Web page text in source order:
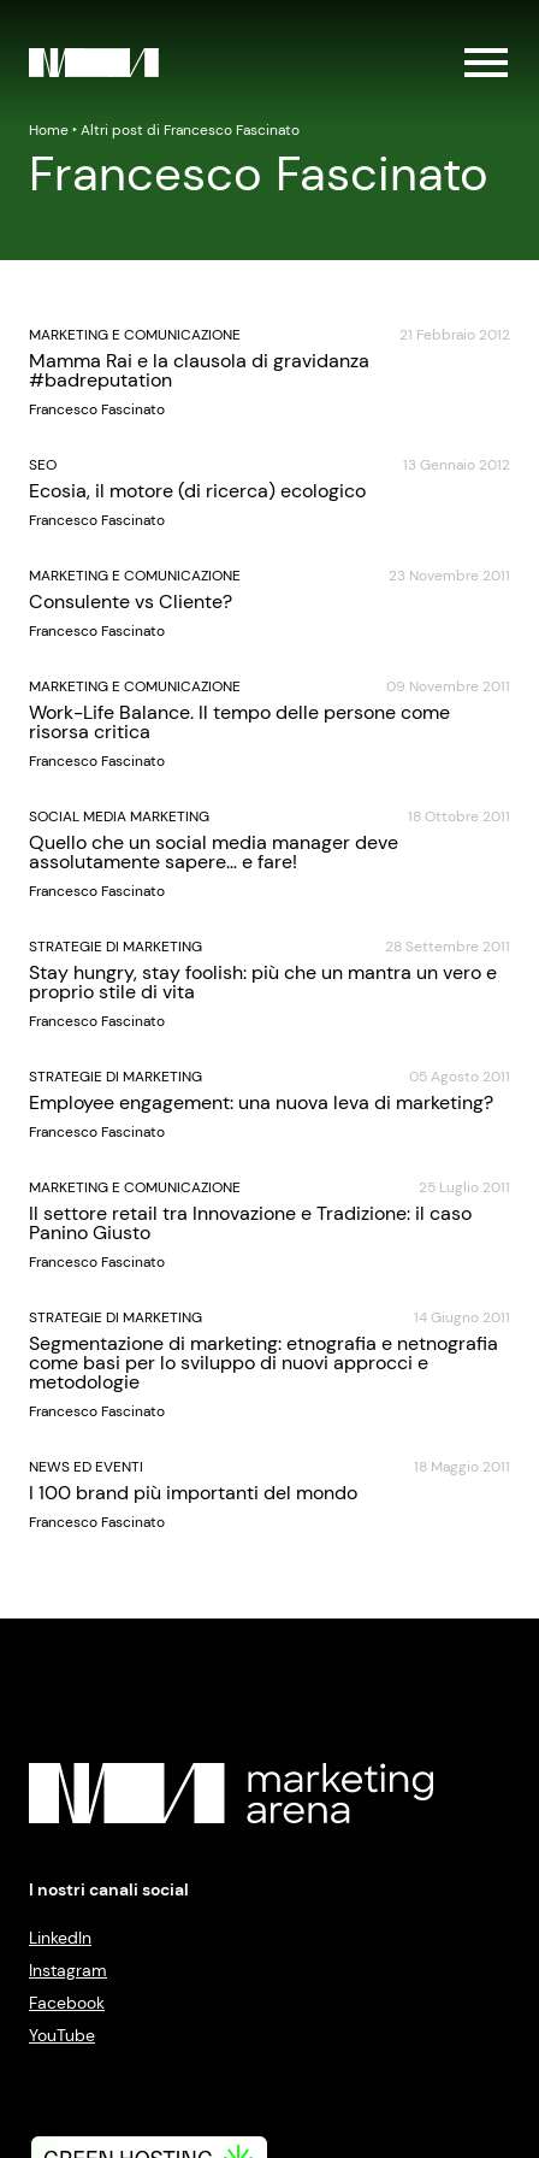
Home‣Altri post di Francesco Fascinato
Francesco Fascinato
MARKETING E COMUNICAZIONE 21 Febbraio 2012
Mamma Rai e la clausola di gravidanza
#badreputation
Francesco Fascinato
SEO 13 Gennaio 2012
Ecosia, il motore (di ricerca) ecologico
Francesco Fascinato
MARKETING E COMUNICAZIONE 23 Novembre 2011
Consulente vs Cliente?
Francesco Fascinato
MARKETING E COMUNICAZIONE 09 Novembre 2011
Work-Life Balance. Il tempo delle persone come
risorsa critica
Francesco Fascinato
SOCIAL MEDIA MARKETING 18 Ottobre 2011
Quello che un social media manager deve
assolutamente sapere… e fare!
Francesco Fascinato
STRATEGIE DI MARKETING 28 Settembre 2011
Stay hungry, stay foolish: più che un mantra un vero e
proprio stile di vita
Francesco Fascinato
STRATEGIE DI MARKETING 05 Agosto 2011
Employee engagement: una nuova leva di marketing?
Francesco Fascinato
MARKETING E COMUNICAZIONE 25 Luglio 2011
Il settore retail tra Innovazione e Tradizione: il caso
Panino Giusto
Francesco Fascinato
STRATEGIE DI MARKETING 14 Giugno 2011
Segmentazione di marketing: etnografia e netnografia
come basi per lo sviluppo di nuovi approcci e
metodologie
Francesco Fascinato
NEWS ED EVENTI 18 Maggio 2011
I 100 brand più importanti del mondo
Francesco Fascinato
I nostri canali social
LinkedIn
Instagram
Facebook
YouTube